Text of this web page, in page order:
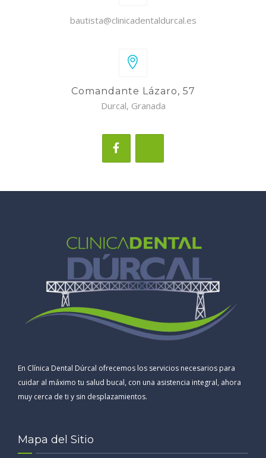
bautista@clinicadentaldurcal.es
Comandante Lázaro, 57
Durcal, Granada
En Clínica Dental Dúrcal ofrecemos los servicios necesarios para
cuidar al máximo tu salud bucal, con una asistencia integral, ahora
muy cerca de ti y sin desplazamientos.
Mapa del Sitio